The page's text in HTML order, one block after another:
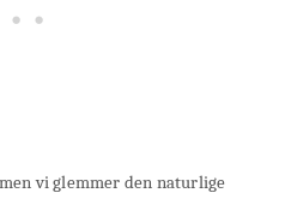
vi glemmer den naturlige